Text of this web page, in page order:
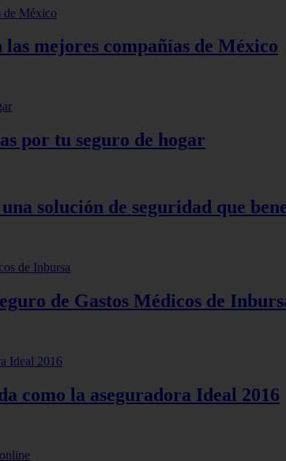
mejores compañías de México
por tu seguro de hogar
solución de seguridad que
de Gastos Médicos de
como la aseguradora Ideal 2016